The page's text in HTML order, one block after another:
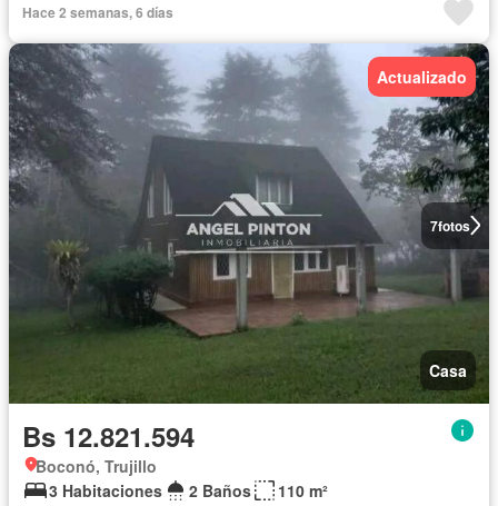
Hace 2 semanas, 6 días
7fotos
Actualizado
Casa
Bs 12.821.594
Boconó, Trujillo
3 Habitaciones
2 Baños 110 m²